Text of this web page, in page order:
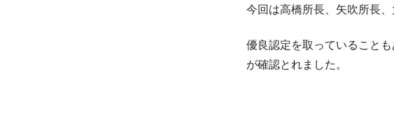
今回は高橋所長、矢吹所長
優良認定を取っていること
が確認とれました。